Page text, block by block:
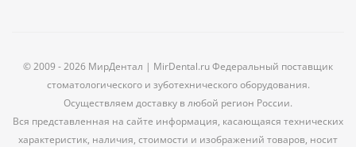
© 2009 - 2026 МирДентал | MirDental.ru Федеральный поставщик
стоматологического и зуботехнического оборудования.
Осуществляем доставку в любой регион России.
Вся представленная на сайте информация, касающаяся технических
характеристик, наличия, стоимости и изображений товаров, носит